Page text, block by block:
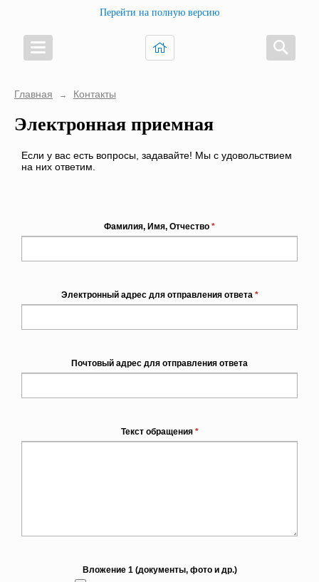
Перейти на полную версию
Главная → Контакты
Электронная приемная
Если у вас есть вопросы, задавайте! Мы с удовольствием
на них ответим.
Фамилия, Имя, Отчество *
Электронный адрес для отправления ответа *
Почтовый адрес для отправления ответа
Текст обращения *
Вложение 1 (документы, фото и др.)